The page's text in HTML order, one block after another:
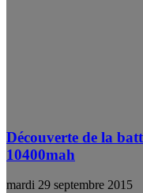
Découverte de la
10400mah
mardi 29 septembre 2015